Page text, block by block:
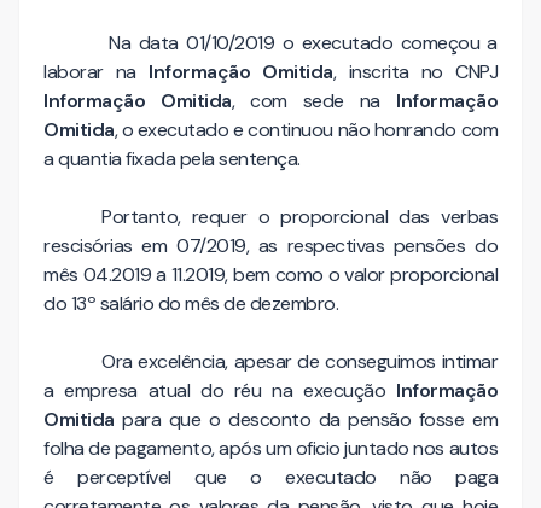
Na data 01/10/2019 o executado começou a
laborar na Informação Omitida, inscrita no CNPJ
Informação Omitida, com sede na Informação
Omitida, o executado e continuou não honrando com
a quantia fixada pela sentença.
Portanto, requer o proporcional das verbas
rescisórias em 07/2019, as respectivas pensões do
mês 04.2019 a 11.2019, bem como o valor proporcional
do 13º salário do mês de dezembro.
Ora excelência, apesar de conseguimos intimar
a empresa atual do réu na execução Informação
Omitida para que o desconto da pensão fosse em
folha de pagamento, após um oficio juntado nos autos
é perceptível que o executado não paga